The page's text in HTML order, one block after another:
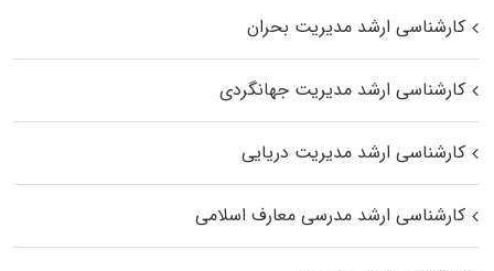
کارشناسی ارشد مدیریت بحران
کارشناسی ارشد مدیریت جهانگردی
کارشناسی ارشد مدیریت دریایی
کارشناسی ارشد مدرسی معارف اسلامی